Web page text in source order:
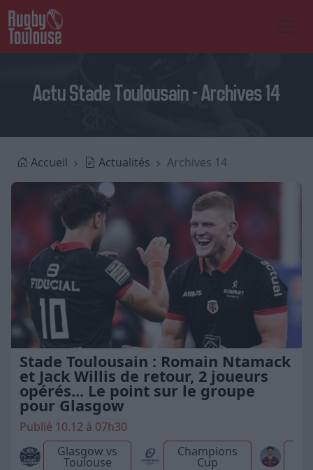
Actu Stade Toulousain - Archives 14
Accueil Actualités Archives 14
Stade Toulousain : Romain Ntamack
et Jack Willis de retour, 2 joueurs
opérés... Le point sur le groupe
pour Glasgow
Publié 10.12 à 07h30
Glasgow vs
Toulouse
Champions
Cup